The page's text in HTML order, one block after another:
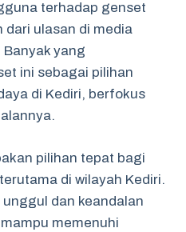
terhadap genset
dari ulasan di media
yang
ini sebagai pilihan
di Kediri, berfokus
pilihan tepat bagi
di wilayah Kediri.
dan keandalan
memenuhi